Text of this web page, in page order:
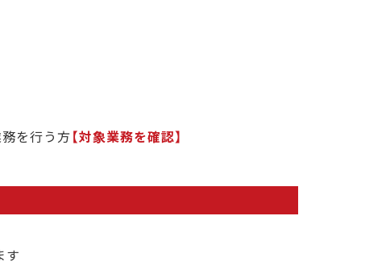
を行う方 対象業務を確認
す